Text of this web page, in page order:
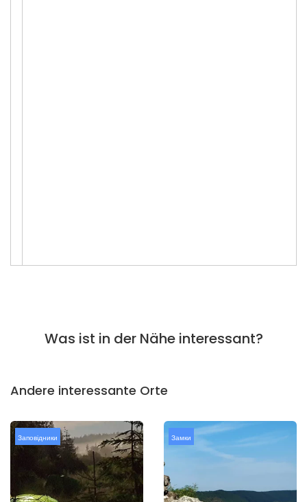
Was ist in der Nähe interessant?
Andere interessante Orte
Заповідники Замки